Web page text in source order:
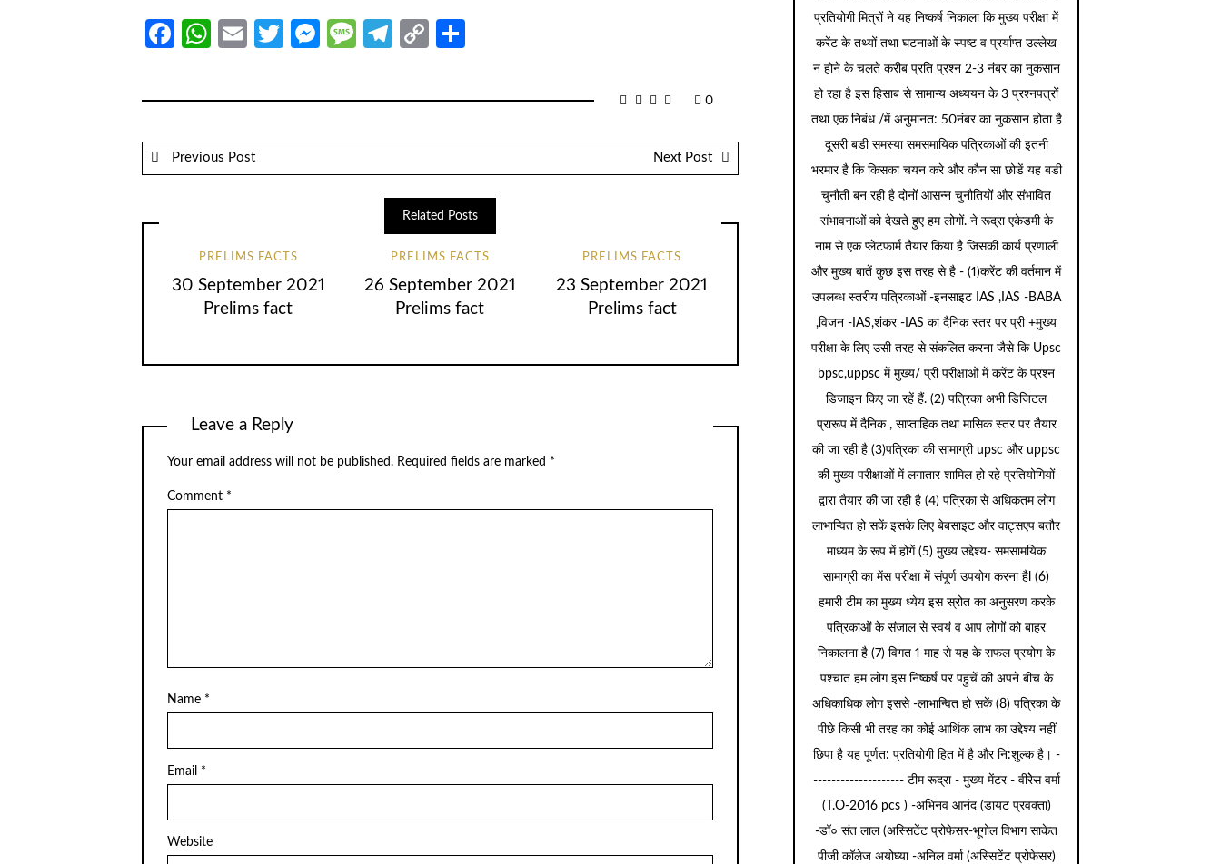
Facebook
WhatsApp
EmailTwitter
Messenger
Message
Telegram
Copy
0
Previous Post Next Post
Related Posts
PRELIMS FACTS
30 September 2021
Prelims fact
PRELIMS FACTS
26 September 2021
Prelims fact
PRELIMS FACTS
23 September 2021
Prelims fact
Leave a Reply
Your email address will not be published. Required fields are marked *
Comment *
Name *
Email *
Website
प्रतियोगी मित्रों ने यह निष्कर्ष निकाला कि मुख्य परीक्षा में
करेंट के तथ्यों तथा घटनाओं के स्पष्ट व प्रर्याप्त उल्लेख
न होने के चलते करीब प्रति प्रश्न 2-3 नंबर का नुकसान
हो रहा है इस हिसाब से सामान्य अध्ययन के 3 प्रश्नपत्रों
तथा एक निबंध /में अनुमानत: 50नंबर का नुकसान होता है
दूसरी बडी समस्या समसमायिक पत्रिकाओं की इतनी
भरमार है कि किसका चयन करे और कौन सा छोडें यह बडी
चुनौती बन रही है दोनों आसन्न चुनौतियों और संभावित
संभावनाओं को देखते हुए हम लोगों. ने रूद्रा एकेडमी के
नाम से एक प्लेटफार्म तैयार किया है जिसकी कार्य प्रणाली
और मुख्य बातें कुछ इस तरह से है - (1)करेंट की वर्तमान में
उपलब्ध स्तरीय पत्रिकाओं -इनसाइट IAS ,IAS -BABA
,विजन -IAS,शंकर -IAS का दैनिक स्तर पर प्री +मुख्य
परीक्षा के लिए उसी तरह से संकलित करना जैसे कि Upsc
bpsc,uppsc में मुख्य/ प्री परीक्षाओं में करेंट के प्रश्न
डिजाइन किए जा रहें हैं. (2) पत्रिका अभी डिजिटल
प्रारूप में दैनिक , साप्ताहिक तथा मासिक स्तर पर तैयार
की जा रही है (3)पत्रिका की सामाग्री upsc और uppsc
की मुख्य परीक्षाओं में लगातार शामिल हो रहे प्रतियोगियों
द्वारा तैयार की जा रही है (4) पत्रिका से अधिकतम लोग
लाभान्वित हो सकें इसके लिए बेबसाइट और वाट्सएप बतौर
माध्यम के रूप में होगें (5) मुख्य उद्देश्य- समसामयिक
सामाग्री का मेंस परीक्षा में संपूर्ण उपयोग करना हैl (6)
हमारी टीम का मुख्य ध्येय इस स्रोत का अनुसरण करके
पत्रिकाओं के संजाल से स्वयं व आप लोगों को बाहर
निकालना है (7) विगत 1 माह से यह के सफल प्रयोग के
पश्चात हम लोग इस निष्कर्ष पर पहुंचें की अपने बीच के
अधिकाधिक लोग इससे -लाभान्वित हो सकें (8) पत्रिका के
पीछे किसी भी तरह का कोई आर्थिक लाभ का उद्देश्य नहीं
छिपा है यह पूर्णत: प्रतियोगी हित में है और नि:शुल्क है। -
-------------------- टीम रूद्रा - मुख्य मेंटर - वीरेेस वर्मा
(T.O-2016 pcs ) -अभिनव आनंद (डायट प्रवक्ता)
-डॉ० संत लाल (अस्सिटेंट प्रोफेसर-भूगोल विभाग साकेत
पीजी कॉलेज अयोघ्या -अनिल वर्मा (अस्सिटेंट प्रोफेसर)